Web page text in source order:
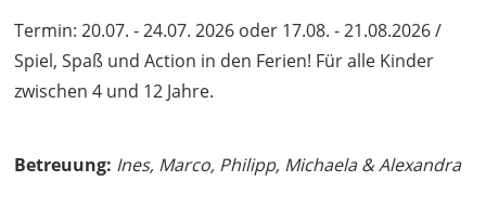
Termin: 20.07. - 24.07. 2026 oder 17.08. - 21.08.2026 /
Spiel, Spaß und Action in den Ferien! Für alle Kinder
zwischen 4 und 12 Jahre.
Betreuung: Ines, Marco, Philipp, Michaela & Alexandra